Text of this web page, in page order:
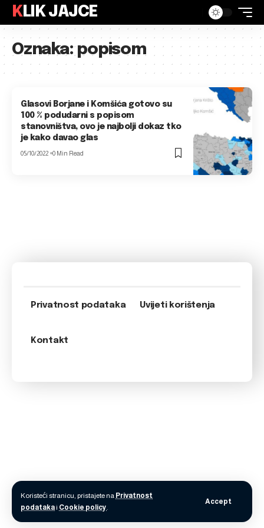
Koristeći stranicu, pristajete na Privatnost
podatakai Cookie policy.
Accept
KLIK JAJCE
Oznaka:popisom
Glasovi Borjane i Komšića gotovo su
100 % podudarni s popisom
stanovništva, ovo je najbolji dokaz tko
je kako davao glas
05/10/2022 0 Min Read
Privatnost podataka Uvijeti korištenja
Kontakt